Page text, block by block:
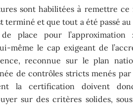
sont habilitées à remettre
terminé et que tout a été passé
place pour l’approximation
même le cap exigeant de
reconnue sur le plan
de contrôles stricts menés
la certification doivent
sur des critères solides,